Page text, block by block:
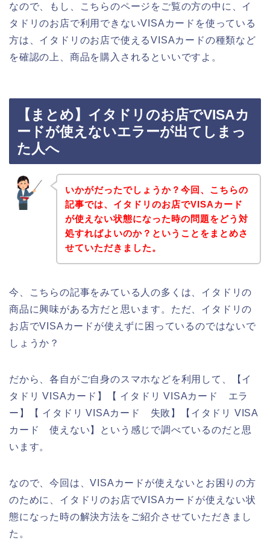
なので、もし、こちらのページをご覧の方の中に、イ
タドリのお店で利用できないVISAカードを使っている
方は、イタドリのお店で使えるVISAカードの種類など
を確認の上、商品を購入されるといいですよ。
【まとめ】イタドリのお店でVISAカ
ードが使えないエラーが出てしまっ
た人へ
いかがだったでしょうか？今回、こちらの
記事では、イタドリのお店でVISAカード
が使えない状態になった時の問題をどう対
処すればよいのか？ということをまとめさ
せていただきました。
今、こちらの記事をみている人の多くは、イタドリの
商品に興味がある方だと思います。ただ、イタドリの
お店でVISAカードが使えずに困っているのではないで
しょうか？
だから、各自がご自身のスマホなどを利用して、【イ
タドリ VISAカード】【 イタドリ VISAカード エラ
ー】【 イタドリ VISAカード 失敗】【イタドリ VISA
カード 使えない】という感じで調べているのだと思
います。
なので、今回は、VISAカードが使えないとお困りの方
のために、イタドリのお店でVISAカードが使えない状
態になった時の解決方法をご紹介させていただきまし
た。